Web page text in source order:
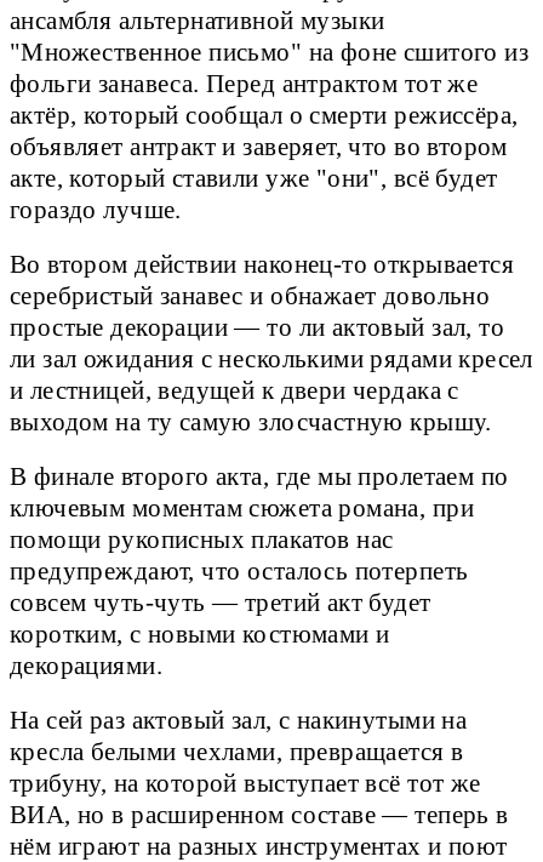
ансамбля альтернативной музыки
"Множественное письмо" на фоне сшитого из
фольги занавеса. Перед антрактом тот же
актёр, который сообщал о смерти режиссёра,
объявляет антракт и заверяет, что во втором
акте, который ставили уже "они", всё будет
гораздо лучше.
Во втором действии наконец-то открывается
серебристый занавес и обнажает довольно
простые декорации — то ли актовый зал, то
ли зал ожидания с несколькими рядами кресел
и лестницей, ведущей к двери чердака с
выходом на ту самую злосчастную крышу.
В финале второго акта, где мы пролетаем по
ключевым моментам сюжета романа, при
помощи рукописных плакатов нас
предупреждают, что осталось потерпеть
совсем чуть-чуть — третий акт будет
коротким, с новыми костюмами и
декорациями.
На сей раз актовый зал, с накинутыми на
кресла белыми чехлами, превращается в
трибуну, на которой выступает всё тот же
ВИА, но в расширенном составе — теперь в
нём играют на разных инструментах и поют